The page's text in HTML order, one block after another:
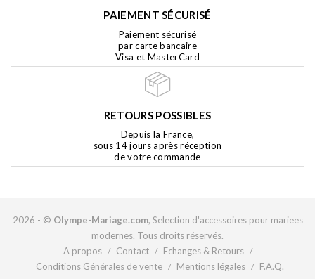
PAIEMENT SÉCURISÉ
Paiement sécurisé
par carte bancaire
Visa et MasterCard
RETOURS POSSIBLES
Depuis la France,
sous 14 jours après réception
de votre commande
2026 - © Olympe-Mariage.com, Selection d'accessoires pour mariees
modernes. Tous droits réservés.
A propos / Contact / Echanges & Retours /
Conditions Générales de vente / Mentions légales / F.A.Q.